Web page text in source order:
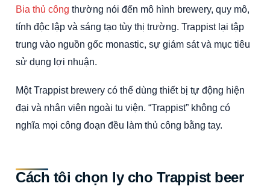
Bia thủ công thường nói đến mô hình brewery, quy mô,
tính độc lập và sáng tạo tùy thị trường. Trappist lại tập
trung vào nguồn gốc monastic, sự giám sát và mục tiêu
sử dụng lợi nhuận.
Một Trappist brewery có thể dùng thiết bị tự động hiện
đại và nhân viên ngoài tu viện. “Trappist” không có
nghĩa mọi công đoạn đều làm thủ công bằng tay.
Cách tôi chọn ly cho Trappist beer